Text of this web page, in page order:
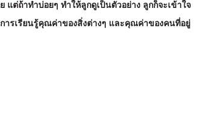
แต่ถ้าทำบ่อยๆ ทำให้ลูกดูเป็นตัวอย่าง ลูกก็จะเข้าใจ
ารเรียนรู้คุณค่าของสิ่งต่างๆ และคุณค่าของคนที่อยู่